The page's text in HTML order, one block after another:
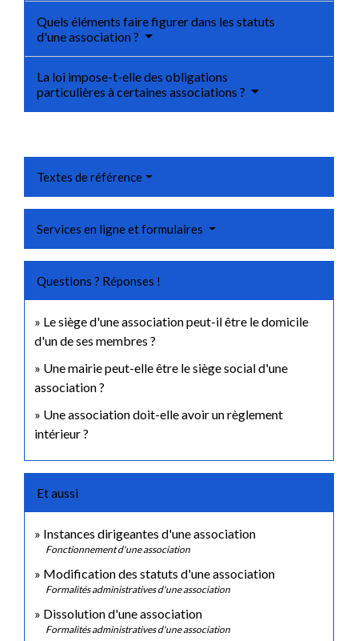
Quels éléments faire figurer dans les statuts
d'une association ?
La loi impose-t-elle des obligations
particulières à certaines associations ?
Textes de référence
Services en ligne et formulaires
Questions ? Réponses !
Le siège d'une association peut-il être le domicile
d'un de ses membres ?
Une mairie peut-elle être le siège social d'une
association ?
Une association doit-elle avoir un règlement
intérieur ?
Et aussi
Instances dirigeantes d'une association
Fonctionnement d'une association
Modification des statuts d'une association
Formalités administratives d'une association
Dissolution d'une association
Formalités administratives d'une association